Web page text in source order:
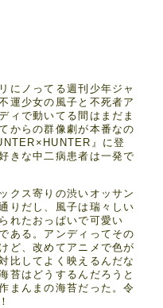
にノってる週刊少年ジャ
運少女の風子と不死者ア
ィで動いてる間はまだま
からの群像劇が本番なの
』に登
きな中二病患者は一発で
クス寄りの渋いオッサン
りだし、風子は瑞々しい
れたおっぱいで可愛い
ある。アンディってその
ど、改めてアニメで色が
比してよく映えるんだな
苔はどうするんだろうと
まんまの海苔だった。令